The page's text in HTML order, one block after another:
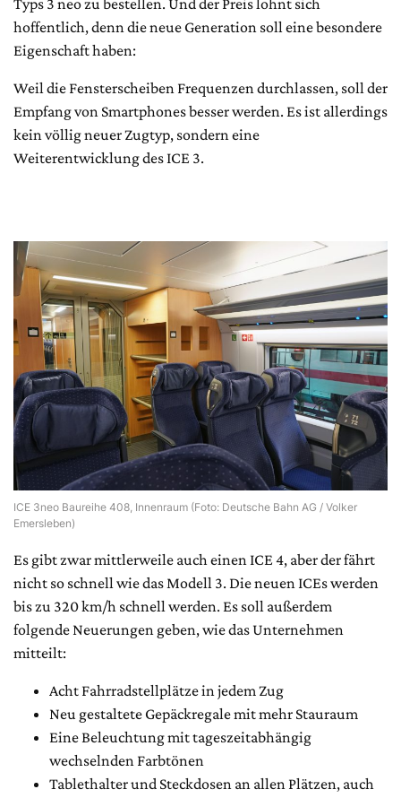
hoffentlich, denn die neue Generation soll eine besondere
Eigenschaft haben:
Weil die Fensterscheiben Frequenzen durchlassen, soll der
Empfang von Smartphones besser werden. Es ist allerdings
kein völlig neuer Zugtyp, sondern eine
Weiterentwicklung des ICE 3.
ICE 3neo Baureihe 408, Innenraum (Foto: Deutsche Bahn AG / Volker
Emersleben)
Es gibt zwar mittlerweile auch einen ICE 4, aber der fährt
nicht so schnell wie das Modell 3. Die neuen ICEs werden
bis zu 320 km/h schnell werden. Es soll außerdem
folgende Neuerungen geben, wie das Unternehmen
mitteilt:
Acht Fahrradstellplätze in jedem Zug
Neu gestaltete Gepäckregale mit mehr Stauraum
Eine Beleuchtung mit tageszeitabhängig
wechselnden Farbtönen
Tablethalter und Steckdosen an allen Plätzen, auch